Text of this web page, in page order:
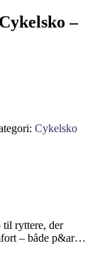
–
Cykelsko
ryttere, der
– både p&ar…